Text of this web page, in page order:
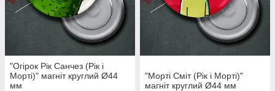
"Огірок Рік Санчез (Рік і
Морті)" магніт круглий Ø44
мм
"Морті Сміт (Рік і Морті)"
магніт круглий Ø44 мм